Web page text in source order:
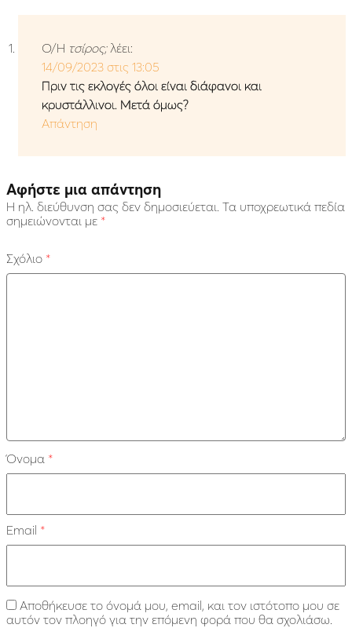
Ο/Η τσίρος; λέει:
14/09/2023 στις 13:05
Πριν τις εκλογές όλοι είναι διάφανοι και
κρυστάλλινοι. Μετά όμως?
Απάντηση
Αφήστε μια απάντηση
Η ηλ. διεύθυνση σας δεν δημοσιεύεται. Τα υποχρεωτικά πεδία
σημειώνονται με *
Σχόλιο *
Όνομα *
Email *
Αποθήκευσε το όνομά μου, email, και τον ιστότοπο μου σε
αυτόν τον πλοηγό για την επόμενη φορά που θα σχολιάσω.